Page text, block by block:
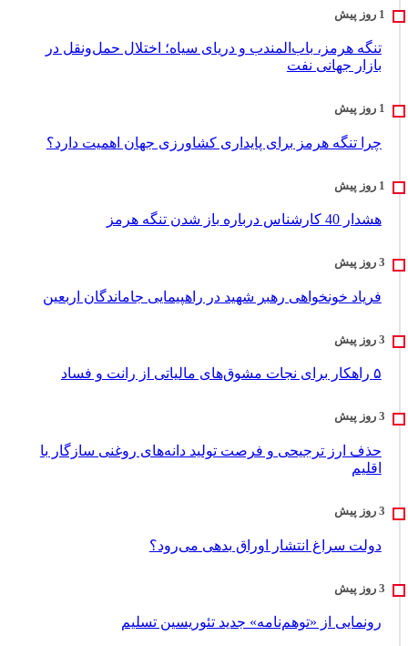
تنگه هرمز، باب‌المندب و دریای سیاه؛ اختلال حمل‌ونقل در
بازار جهانی نفت
چرا تنگه هرمز برای پایداری کشاورزی جهان اهمیت دارد؟
هشدار 40 کارشناس درباره باز شدن تنگه هرمز
فریاد خونخواهی رهبر شهید در راهپیمایی جاماندگان اربعین
۵ راهکار برای نجات مشوق‌های مالیاتی از رانت و فساد
حذف ارز ترجیحی و فرصت تولید دانه‌های روغنی سازگار با
اقلیم
دولت سراغ انتشار اوراق بدهی می‌رود؟
رونمایی از «توهم‌نامه» جدید تئور‌یسین تسلیم